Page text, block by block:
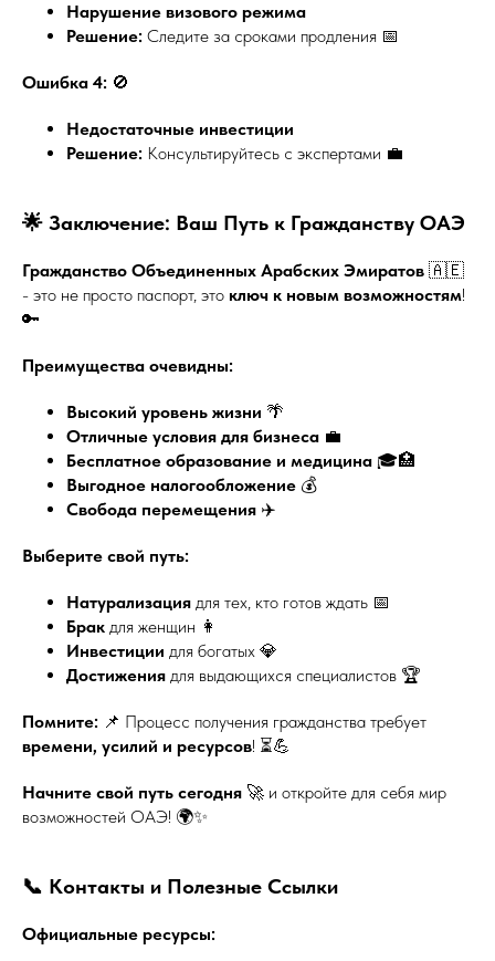
Нарушение визового режима
Решение: Следите за сроками продления 📅
Ошибка 4: 🚫
Недостаточные инвестиции
Решение: Консультируйтесь с экспертами 💼
🌟 Заключение: Ваш Путь к Гражданству ОАЭ
Гражданство Объединенных Арабских Эмиратов 🇦🇪
- это не просто паспорт, это ключ к новым возможностям!
🔑
Преимущества очевидны:
Высокий уровень жизни 🌴
Отличные условия для бизнеса 💼
Бесплатное образование и медицина 🎓🏥
Выгодное налогообложение 💰
Свобода перемещения ✈️
Выберите свой путь:
Натурализация для тех, кто готов ждать 📅
Брак для женщин 👩
Инвестиции для богатых 💎
Достижения для выдающихся специалистов 🏆
Помните: 📌 Процесс получения гражданства требует
времени, усилий и ресурсов! ⏳💪
Начните свой путь сегодня 🚀 и откройте для себя мир
возможностей ОАЭ! 🌍✨
📞 Контакты и Полезные Ссылки
Официальные ресурсы: